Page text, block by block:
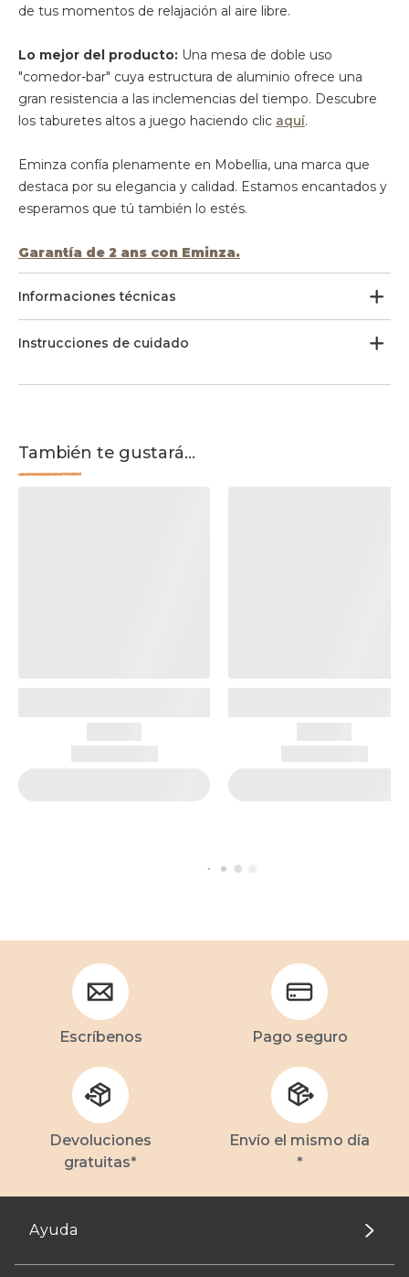
de tus momentos de relajación al aire libre.
Lo mejor del producto: Una mesa de doble uso
"comedor-bar" cuya estructura de aluminio ofrece una
gran resistencia a las inclemencias del tiempo. Descubre
los taburetes altos a juego haciendo clic aquí.
Eminza confía plenamente en Mobellia, una marca que
destaca por su elegancia y calidad. Estamos encantados y
esperamos que tú también lo estés.
Garantía de 2 ans con Eminza.
Informaciones técnicas
Instrucciones de cuidado
También te gustará...
Escríbenos Pago seguro
Devoluciones
gratuitas*
Envío el mismo día
*
Ayuda